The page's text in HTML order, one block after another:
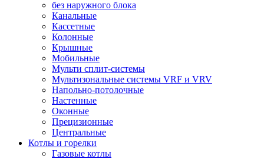
без наружного блока
Канальные
Кассетные
Колонные
Крышные
Мобильные
Мульти сплит-системы
Мультизональные системы VRF и VRV
Напольно-потолочные
Настенные
Оконные
Прецизионные
Центральные
Котлы и горелки
Газовые котлы